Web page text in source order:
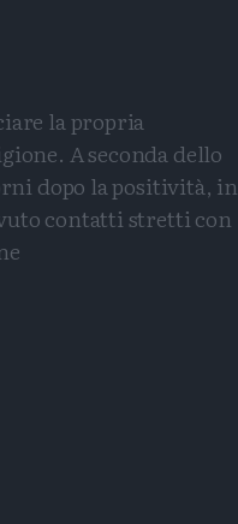
la propria
A seconda dello
dopo la positività, in
contatti stretti con